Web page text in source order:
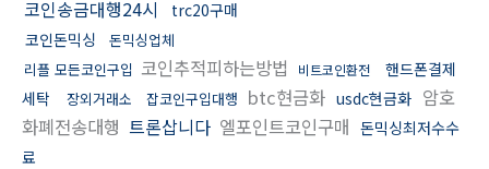
코인송금대행24시
trc20구매
코인돈믹싱
돈믹싱업체
리플 모든코인구입 코인추적피하는방법 비트코인환전
핸드폰결제
세탁
장외거래소 잡코인구입대행 btc현금화 usdc현금화 암호
화폐전송대행 트론삽니다 엘포인트코인구매 돈믹싱최저수수
료